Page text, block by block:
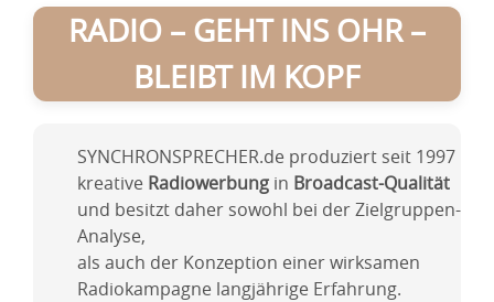
RADIO – GEHT INS OHR –
BLEIBT IM KOPF
SYNCHRONSPRECHER.de produziert seit 1997
kreative Radiowerbungin Broadcast-Qualität
und besitzt daher sowohl bei der Zielgruppen-
Analyse,
als auch der Konzeption einer wirksamen
Radiokampagne langjährige Erfahrung.